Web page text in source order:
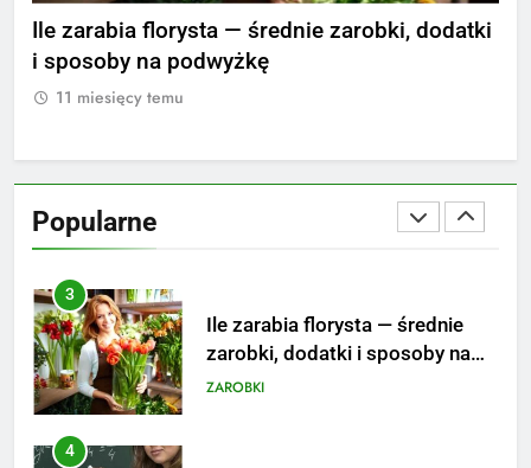
Ile zarabia florysta — średnie zarobki, dodatki
i sposoby na podwyżkę
11 miesięcy temu
Popularne
poznaj średnie zarobki na tym
stanowisku
ZAROBKI
zarobki, dodatki i sposoby na
4
Ile zarabia nauczyciel
matematyki: średnie zarobki,
dodatki i perspektywy
ZAROBKI
5